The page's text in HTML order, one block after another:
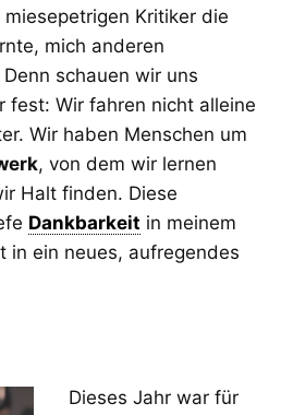
Kritiker die
mich anderen
schauen wir uns
fest: Wir fahren nicht alleine
Wir haben Menschen um
, von dem wir lernen
Halt finden. Diese
Dankbarkeit in meinem
in ein neues, aufregendes
Dieses Jahr war für